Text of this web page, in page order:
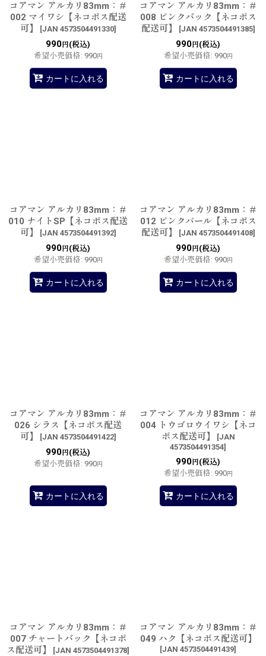
コアマン アルカリ83mm：＃
002 マイワシ【ネコポス配送
可】
[JAN 4573504491330]
990 円(税込)
希望小売価格: 990円
カートに入れる
コアマン アルカリ83mm：＃
008 ピンクバック【ネコポス
配送可】
[JAN 4573504491385]
990 円(税込)
希望小売価格: 990円
カートに入れる
コアマン アルカリ83mm：＃
010 ナイトSP【ネコポス配送
可】
[JAN 4573504491392]
990 円(税込)
希望小売価格: 990円
カートに入れる
コアマン アルカリ83mm：＃
012 ピンクパール【ネコポス
配送可】
[JAN 4573504491408]
990 円(税込)
希望小売価格: 990円
カートに入れる
コアマン アルカリ83mm：＃
026 シラス【ネコポス配送
可】
[JAN 4573504491422]
990 円(税込)
希望小売価格: 990円
カートに入れる
コアマン アルカリ83mm：＃
004 トウゴロウイワシ【ネコ
ポス配送可】
[JAN
4573504491354]
990 円(税込)
希望小売価格: 990円
カートに入れる
コアマン アルカリ83mm：＃
007 チャートバック【ネコポ
ス配送可】
[JAN 4573504491378]
コアマン アルカリ83mm：＃
049 ハク【ネコポス配送可】
[JAN 4573504491439]